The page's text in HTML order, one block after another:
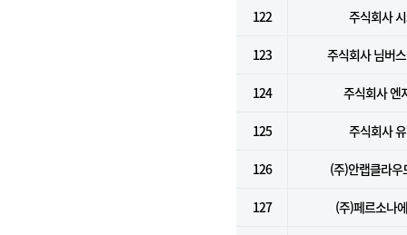
122 주식회사
123 주식회사 님버
124 주식회사 엔
125 주식회사
126 (주)안랩클라우
127 (주)페르소나